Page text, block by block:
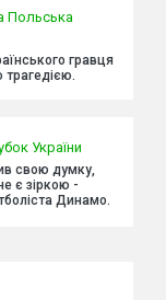
Польська
гравця
України
свою думку,
є зіркою -
Динамо.